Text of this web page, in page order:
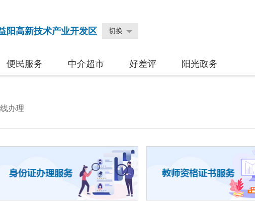
阳高新技术产业开发区 切换
便民服务 中介超市 好差评 阳光政务
办理